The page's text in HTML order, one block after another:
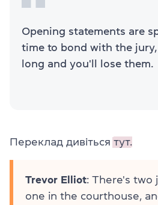
Opening statements are
time to bond with the
long and you'll lose them.
Переклад дивіться тут.
Trevor Elliot: There's two
one in the courthouse,